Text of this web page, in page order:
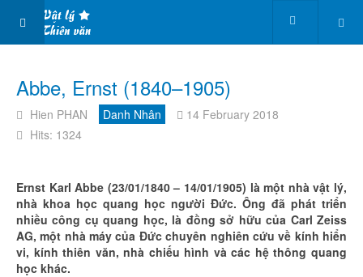
Abbe, Ernst (1840–1905)
Hien PHAN Danh Nhân
14 February 2018
Hits: 1324
Ernst Karl Abbe (23/01/1840 – 14/01/1905) là một nhà vật lý,
nhà khoa học quang học người Đức. Ông đã phát triển
nhiều công cụ quang học, là đồng sở hữu của Carl Zeiss
AG, một nhà máy của Đức chuyên nghiên cứu về kính hiển
vi, kính thiên văn, nhà chiếu hình và các hệ thông quang
học khác.